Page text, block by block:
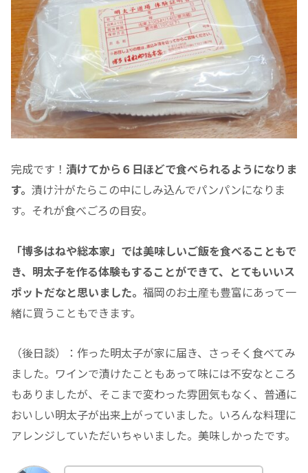
完成です！ 漬けてから６日ほどで食べられるようになりま
す。 漬け汁がたらこの中にしみ込んでパンパンになりま
す。それが食べごろの目安。
「博多はねや総本家」では美味しいご飯を食べることもで
き、明太子を作る体験もすることができて、とてもいいス
ポットだなと思いました。 福岡のお土産も豊富にあって一
緒に買うこともできます。
（後日談）：作った明太子が家に届き、さっそく食べてみ
ました。ワインで漬けたこともあって味には不安なところ
もありましたが、そこまで変わった雰囲気もなく、普通に
おいしい明太子が出来上がっていました。いろんな料理に
アレンジしていただいちゃいました。美味しかったです。